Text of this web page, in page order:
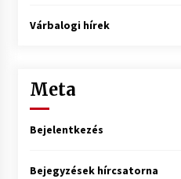
Várbalogi hírek
Meta
Bejelentkezés
Bejegyzések hírcsatorna